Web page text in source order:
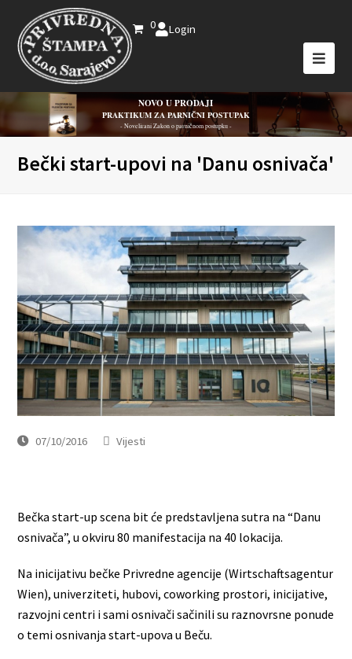
0 Login
NOVO U PRODAJI
PRAKTIKUM ZA PARNIČNI POSTUPAK
- Novelirani Zakon o parničnom postupku -
Bečki start-upovi na 'Danu osnivača'
07/10/2016 Vijesti
Bečka start-up scena bit će predstavljena sutra na “Danu
osnivača”, u okviru 80 manifestacija na 40 lokacija.
Na inicijativu bečke Privredne agencije (Wirtschaftsagentur
Wien), univerziteti, hubovi, coworking prostori, inicijative,
razvojni centri i sami osnivači sačinili su raznovrsne ponude
o temi osnivanja start-upova u Beču.